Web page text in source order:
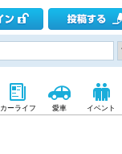
カーライフ 愛車 イベント